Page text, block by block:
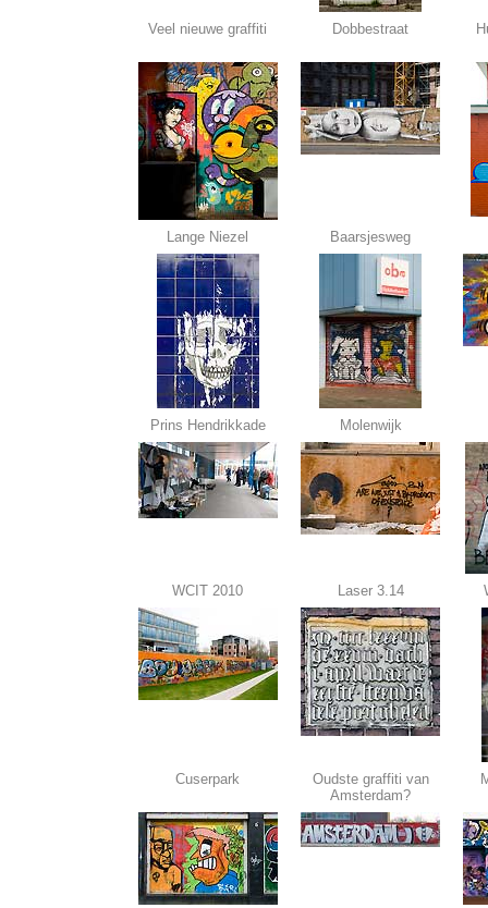
Veel nieuwe graffiti Dobbestraat
Lange Niezel Baarsjesweg
Prins Hendrikkade Molenwijk
WCIT 2010 Laser 3.14
Cuserpark
Oudste graffiti van
Amsterdam?